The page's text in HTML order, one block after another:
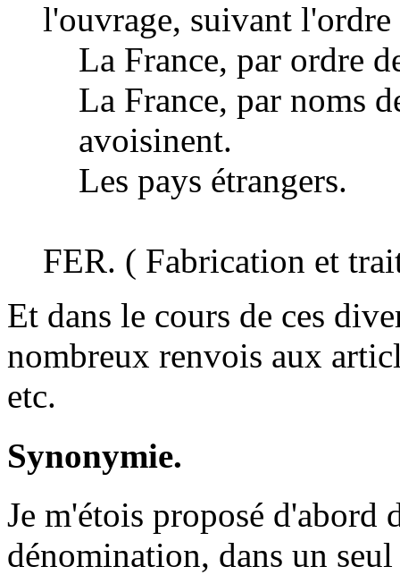
l'ouvrage, suivant l'ordre
La France, par ordre
La France, par noms
avoisinent.
Les pays étrangers.
FER. ( Fabrication et
Et dans le cours de ces
nombreux renvois aux
etc.
Synonymie.
Je m'étois proposé d'abord
dénomination, dans un